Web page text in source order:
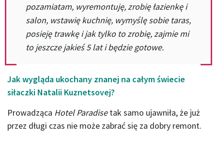
pozamiatam, wyremontuję, zrobię łazienkę i
salon, wstawię kuchnię, wymyślę sobie taras,
posieję trawkę i jak tylko to zrobię, zajmie mi
to jeszcze jakieś 5 lat i będzie gotowe.
Jak wygląda ukochany znanej na całym świecie
siłaczki Natalii Kuznetsovej?
Prowadząca Hotel Paradisetak samo ujawniła, że już
przez długi czas nie może zabrać się za dobry remont.